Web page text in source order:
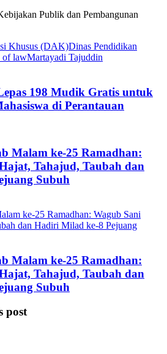
Publik dan Pembangunan
Khusus (DAK)Dinas Pendidikan
of lawMartayadi Tajuddin
198 Mudik Gratis untuk
di Perantauan
Malam ke-25 Ramadhan:
Tahajud, Taubah dan
Subuh
Malam ke-25 Ramadhan:
Tahajud, Taubah dan
Subuh
post